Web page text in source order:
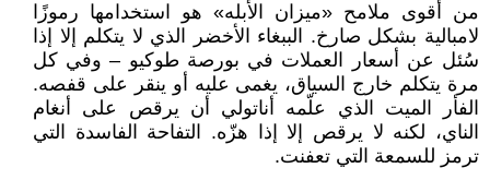
من أقوى ملامح «ميزان الأبله» هو استخدامها رموزًا
لامبالية بشكل صارخ. الببغاء الأخضر الذي لا يتكلم إلا إذا
سُئل عن أسعار العملات في بورصة طوكيو – وفي كل
مرة يتكلم خارج السياق، يغمى عليه أو ينقر على قفصه.
الفأر الميت الذي علّمه أناتولي أن يرقص على أنغام
الناي، لكنه لا يرقص إلا إذا هزّه. التفاحة الفاسدة التي
ترمز للسمعة التي تعفنت.